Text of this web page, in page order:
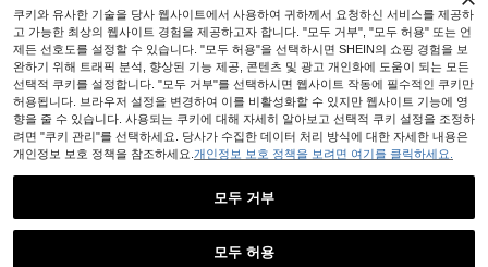
쿠키와 유사한 기술을 당사 웹사이트에서 사용하여 귀하께서 요청하신 서비스를 제공하
고 가능한 최상의 웹사이트 경험을 제공하고자 합니다. "모두 거부", "모두 허용" 또는 언
제든 선호도를 설정할 수 있습니다. "모두 허용"을 선택하시면 SHEIN의 쇼핑 경험을 보
완하기 위해 트래픽 분석, 향상된 기능 제공, 콘텐츠 및 광고 개인화에 도움이 되는 모든
선택적 쿠키를 설정합니다. "모두 거부"를 선택하시면 웹사이트 작동에 필수적인 쿠키만
허용됩니다. 브라우저 설정을 변경하여 이를 비활성화할 수 있지만 웹사이트 기능에 영
향을 줄 수 있습니다. 사용되는 쿠키에 대해 자세히 알아보고 선택적 쿠키 설정을 조정하
려면 "쿠키 관리"를 선택하세요. 당사가 수집한 데이터 처리 방식에 대한 자세한 내용은
개인정보 보호 정책을 참조하세요. 개인정보 보호 정책을 보려면 여기를 클릭하세요.
모두 거부
모두 허용